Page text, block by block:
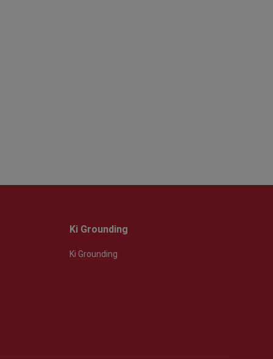
Ki Grounding
Ki Grounding